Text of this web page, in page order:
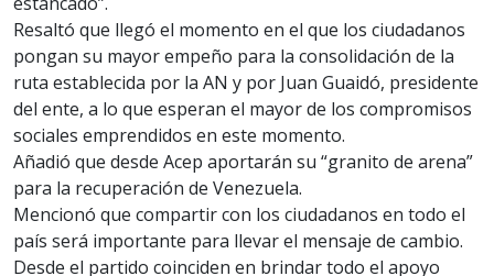
Resaltó que llegó el momento en el que los ciudadanos
pongan su mayor empeño para la consolidación de la
ruta establecida por la AN y por Juan Guaidó, presidente
del ente, a lo que esperan el mayor de los compromisos
sociales emprendidos en este momento.
Añadió que desde Acep aportarán su “granito de arena”
para la recuperación de Venezuela.
Mencionó que compartir con los ciudadanos en todo el
país será importante para llevar el mensaje de cambio.
Desde el partido coinciden en brindar todo el apoyo